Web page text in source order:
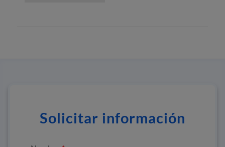
Solicitar información